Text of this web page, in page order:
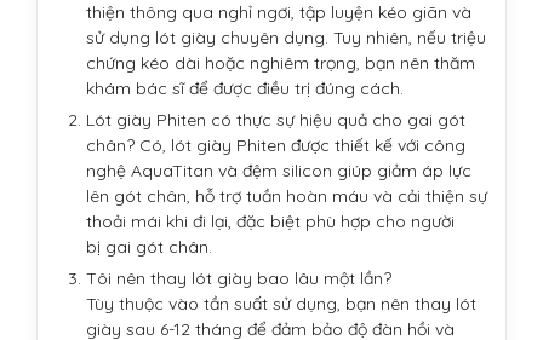
thiện thông qua nghỉ ngơi, tập luyện kéo giãn và
sử dụng lót giày chuyên dụng. Tuy nhiên, nếu triệu
chứng kéo dài hoặc nghiêm trọng, bạn nên thăm
khám bác sĩ để được điều trị đúng cách.
Lót giày Phiten có thực sự hiệu quả cho gai gót
chân? Có, lót giày Phiten được thiết kế với công
nghệ AquaTitan và đệm silicon giúp giảm áp lực
lên gót chân, hỗ trợ tuần hoàn máu và cải thiện sự
thoải mái khi đi lại, đặc biệt phù hợp cho người
bị gai gót chân.
Tôi nên thay lót giày bao lâu một lần?
Tùy thuộc vào tần suất sử dụng, bạn nên thay lót
giày sau 6-12 tháng để đảm bảo độ đàn hồi và